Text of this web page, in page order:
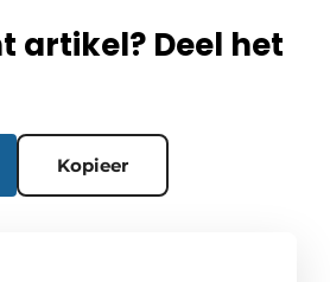
artikel? Deel het
Kopieer